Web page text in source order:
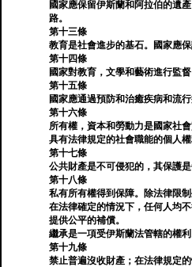
國家應保留伊斯蘭和阿拉伯的遺
路。
第十三條
教育是社會進步的基石。國家應保
第十四條
國家對教育，文學和藝術進行監督
第十五條
國家應通過預防和治癒疾病和流
第十六條
所有權，資本和勞動力是國家社
具有法律規定的社會職能的個人權
第十七條
公共財產是不可侵犯的，其保護是
第十八條
私有所​​有權得到保障。除法律限
在法律確定的情況下，任何人均
提供公平的補償。
繼承是一項受伊斯蘭法管轄的權利
第十九條
禁止普遍沒收財產；在法律規定